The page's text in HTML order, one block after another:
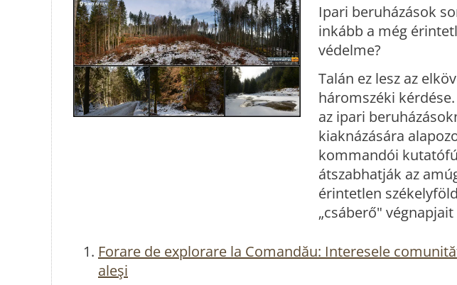
Ipari beruházások
inkább a még
védelme?
Talán ez lesz az
háromszéki
az ipari
kiaknázására
kommandói
átszabhatják az
érintetlen
„csáberő"
Forare de explorare la Comandău: Interesele
aleşi